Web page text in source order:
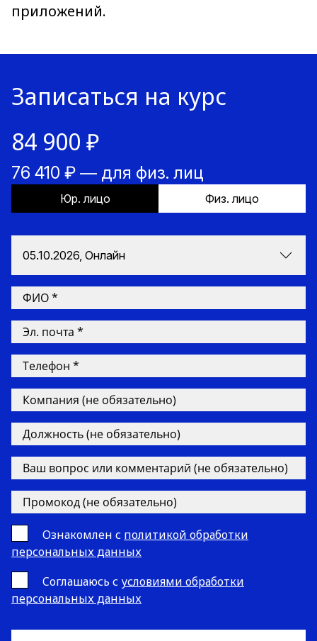
приложений.
Записаться на курс
84 900 ₽
76 410 ₽ — для физ. лиц
Юр. лицо Физ. лицо
05.10.2026, Онлайн
Ознакомлен с политикой обработки
персональных данных
Cоглашаюсь с условиями обработки
персональных данных